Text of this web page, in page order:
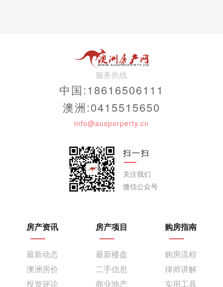
服务热线
中国:18616506111
澳洲:0415515650
info@ausporperty.cn
扫一扫
关注我们
微信公众号
房产资讯
最新动态
澳洲房价
投资评论
房产项目
最新楼盘
二手信息
商业地产
购房指南
购房流程
律师讲解
实用工具